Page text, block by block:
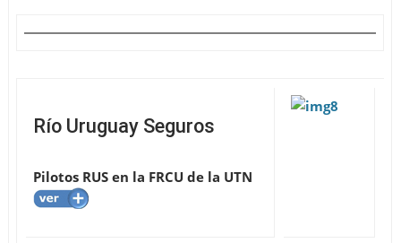
Río Uruguay Seguros
Pilotos RUS en la FRCU de la UTN